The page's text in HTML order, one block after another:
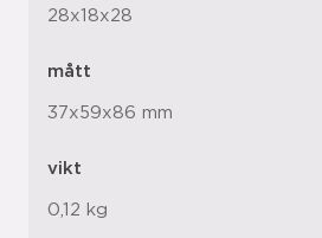
28x18x28
mått
37x59x86 mm
vikt
0,12 kg